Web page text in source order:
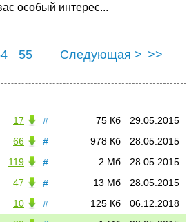
особый интерес...
55
Следующая > >>
# 29.05.2015
75 Кб
17
#
28.05.2015
978 Кб
66
#
28.05.2015
2 Мб
119
#
28.05.2015
13 Мб
47
#
06.12.2018
125 Кб
10